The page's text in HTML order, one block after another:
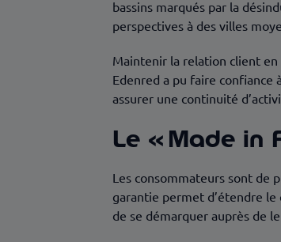
bassins marqués par la
perspectives à des villes
Maintenir la relation client en
Edenred a pu faire confiance
assurer une continuité
Le « Made in
Les consommateurs sont de
garantie permet d’étendre le
de se démarquer auprès de